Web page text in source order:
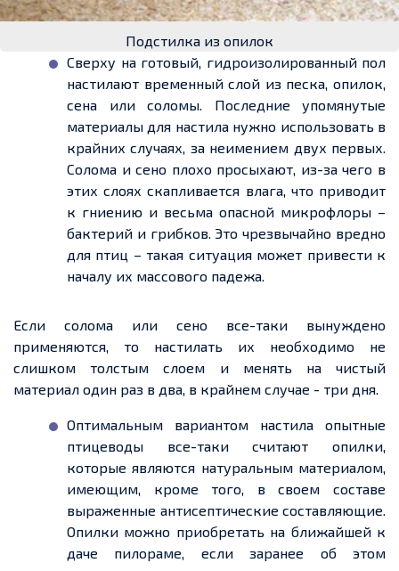
Подстилка из опилок
Сверху на готовый, гидроизолированныйпол
настилают временный слой из песка, опилок,
сена или соломы. Последние упомянутые
материалы для настила нужно использовать в
крайних случаях, за неимением двух первых.
Солома и сено плохо просыхают, из-за чего в
этих слоях скапливается влага, что приводит
к гниению и весьма опасной микрофлоры –
бактерий и грибков. Это чрезвычайно вредно
для птиц – такая ситуация может привести к
началу их массового падежа.
Если солома или сено все-таки вынуждено
применяются, то настилать их необходимо не
слишком толстым слоем и менять на чистый
материал один раз в два, в крайнем случае - три дня.
Оптимальным вариантом настила опытные
птицеводы все-такисчитают опилки,
которые являются натуральным материалом,
имеющим, кроме того, всвоем составе
выраженные антисептические составляющие.
Опилки можно приобретать на ближайшей к
даче пилораме, если заранее об этом